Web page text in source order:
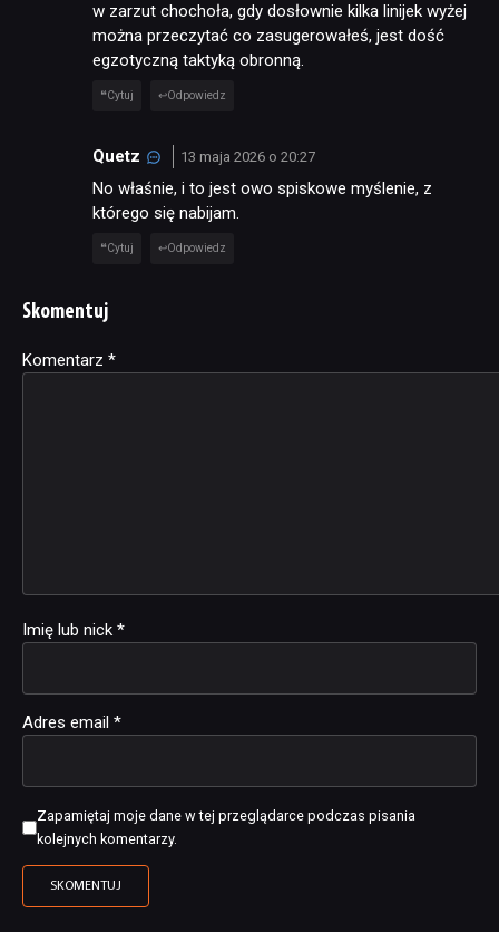
w zarzut chochoła, gdy dosłownie kilka linijek wyżej
można przeczytać co zasugerowałeś, jest dość
egzotyczną taktyką obronną.
Cytuj Odpowiedz
Quetz 13 maja 2026 o 20:27
No właśnie, i to jest owo spiskowe myślenie, z
którego się nabijam.
Cytuj Odpowiedz
Skomentuj
Komentarz *
Imię lub nick *
Adres email *
Zapamiętaj moje dane w tej przeglądarce podczas pisania
kolejnych komentarzy.
Alternative: